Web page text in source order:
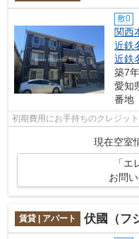
敷0
関西
近鉄
近鉄
築7年
愛知
番地
初期費用にお手持ちのクレジッ
現在空室
「
お問
賃貸 | アパート 伏國（フ